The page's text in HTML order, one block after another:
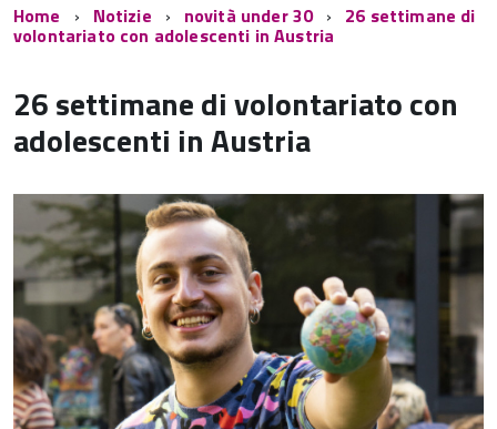
Home Notizie novità under 30 26 settimane di
volontariato con adolescenti in Austria
26 settimane di volontariato con
adolescenti in Austria